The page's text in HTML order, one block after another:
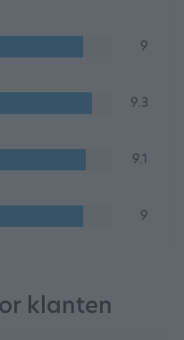
9
9.3
9.1
9
klanten